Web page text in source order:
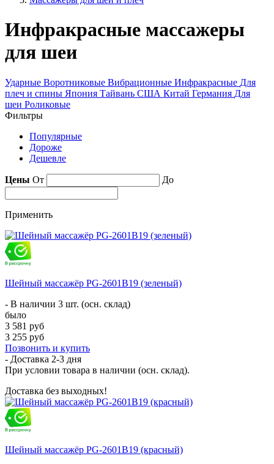
Инфракрасные массажеры
для шеи
Ударные Воротниковые Вибрационные Инфракрасные Для
плеч и спины Япония Тайвань США Китай Германия Для
шеи Роликовые
Фильтры
Популярные
Дороже
Дешевле
Цены От До
Применить
Шейный массажёр PG-2601B19 (зеленый)
- В наличии 3 шт. (осн. склад)
было
3 581 руб
3 255 руб
Позвонить и купить
- Доставка 2-3 дня
При условии товара в наличии (осн. склад).
Доставка без выходных!
Шейный массажёр PG-2601B19 (красный)